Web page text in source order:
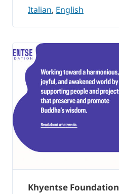
Italian, English
Khyentse Foundation